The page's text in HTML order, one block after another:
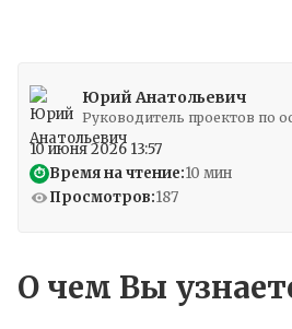
Юрий Анатольевич
Руководитель проектов по
10 июня 2026 13:57
⏱ Время на чтение:10 мин
Просмотров:187
О чем Вы